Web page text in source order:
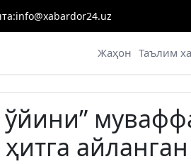
info@xabardor24.uz
Жаҳон Таълим
ўйини”